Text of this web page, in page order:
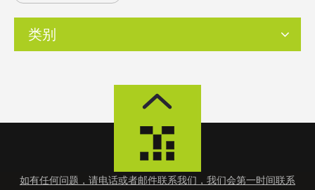
类别
如有任何问题，请电话或者邮件联系我们，我们会第一时间联系